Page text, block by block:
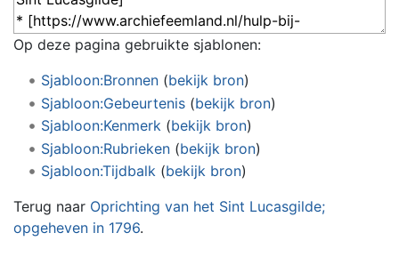
Op deze pagina gebruikte sjablonen:
Sjabloon:Bronnen(bekijk bron)
Sjabloon:Gebeurtenis(bekijk bron)
Sjabloon:Kenmerk(bekijk bron)
Sjabloon:Rubrieken(bekijk bron)
Sjabloon:Tijdbalk(bekijk bron)
Terug naar Oprichting van het Sint Lucasgilde;
opgeheven in 1796.